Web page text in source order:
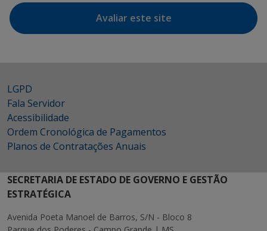
Avaliar este site
LGPD
Fala Servidor
Acessibilidade
Ordem Cronológica de Pagamentos
Planos de Contratações Anuais
SECRETARIA DE ESTADO DE GOVERNO E GESTÃO
ESTRATÉGICA
Avenida Poeta Manoel de Barros, S/N - Bloco 8